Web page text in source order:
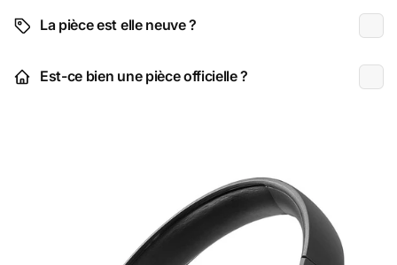
La pièce est elle neuve ?
Est-ce bien une pièce officielle ?